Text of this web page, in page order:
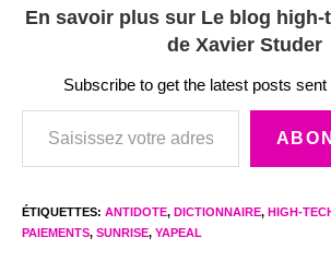
En savoir plus sur Le blog high-
de Xavier Studer
Subscribe to get the latest posts
Saisissez votre adresse e-mail…
ÉTIQUETTES: ANTIDOTE, DICTIONNAIRE, HIGH-
PAIEMENTS, SUNRISE, YAPEAL